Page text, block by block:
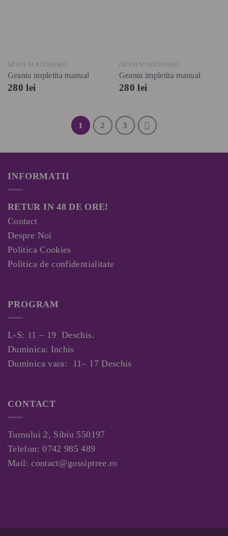
GENTI SI ACCESORII
Geanta impletita manual
280lei
GENTI SI ACCESORII
Geanta impletita manual
280lei
1 2 3
INFORMATII
RETUR IN 48 DE ORE!
Contact
Despre Noi
Politica Cookies
Politica de confidentialitate
PROGRAM
L-S: 11 – 19 Deschis.
Duminica: Inchis
Duminica vara: 11– 17 Deschis
CONTACT
Turnului 2, Sibiu 550197
Telefon:0742 985 489
Mail:contact@gossiptree.ro